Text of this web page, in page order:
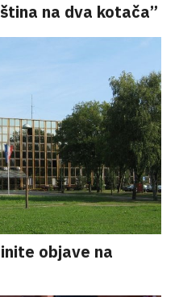
na dva kotača”
objave na